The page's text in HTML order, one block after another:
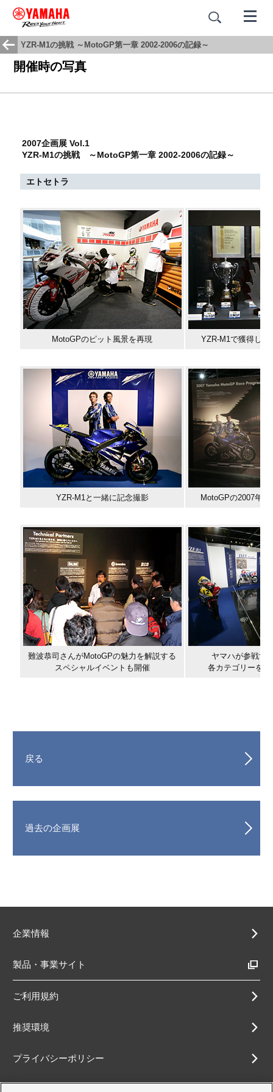
YZR-M1の挑戦 ～MotoGP第一章 2002-2006の記録～
開催時の写真
2007企画展 Vol.1
YZR-M1の挑戦 ～MotoGP第一章 2002-2006の記録～
エトセトラ
MotoGPのピット風景を再現 YZR-M1で獲得した
YZR-M1と一緒に記念撮影 MotoGPの2007年
難波恭司さんがMotoGPの魅力を解説する
スペシャルイベントも開催
ヤマハが参戦す
各カテゴリーを
戻る
過去の企画展
企業情報
製品・事業サイト
ご利用規約
推奨環境
プライバシーポリシー